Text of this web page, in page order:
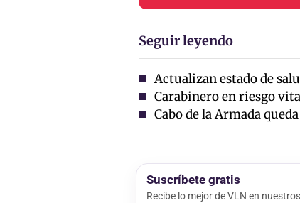
Seguir leyendo
Actualizan estado de
Carabinero en riesgo
Cabo de la Armada
Suscríbete gratis
Recibe lo mejor de VLN en